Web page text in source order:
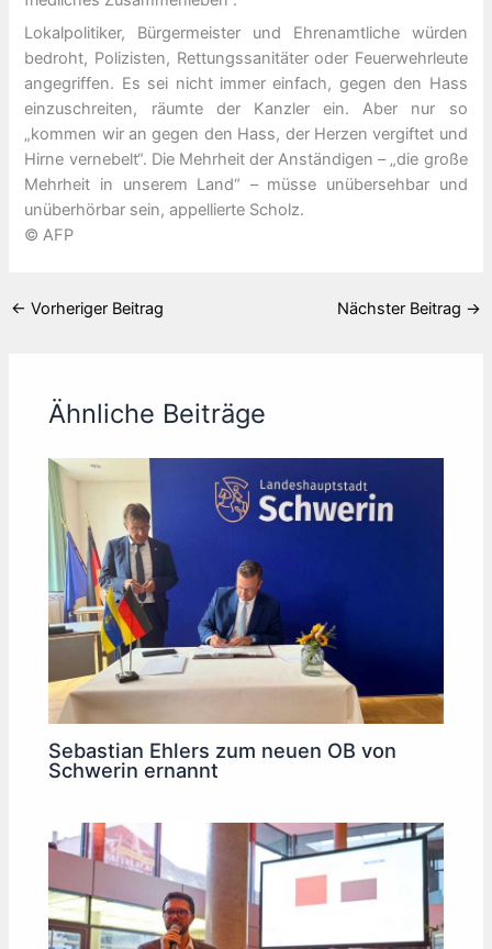
Lokalpolitiker, Bürgermeister und Ehrenamtliche würden
bedroht, Polizisten, Rettungssanitäter oder Feuerwehrleute
angegriffen. Es sei nicht immer einfach, gegen den Hass
einzuschreiten, räumte der Kanzler ein. Aber nur so
„kommen wir an gegen den Hass, der Herzen vergiftet und
Hirne vernebelt“. Die Mehrheit der Anständigen – „die große
Mehrheit in unserem Land“ – müsse unübersehbar und
unüberhörbar sein, appellierte Scholz.
© AFP
← Vorheriger Beitrag Nächster Beitrag →
Ähnliche Beiträge
Sebastian Ehlers zum neuen OB von
Schwerin ernannt